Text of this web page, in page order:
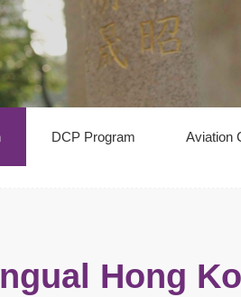
DCP Program Aviation
Hong